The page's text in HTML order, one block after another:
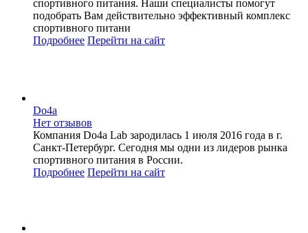
спортивного питания. Наши специалисты помогут
подобрать Вам действительно эффективный комплекс
спортивного питани
Подробнее Перейти на сайт
Do4a
Нет отзывов
Компания Do4a Lab зародилась 1 июля 2016 года в г.
Санкт-Петербург. Сегодня мы одни из лидеров рынка
спортивного питания в России.
Подробнее Перейти на сайт